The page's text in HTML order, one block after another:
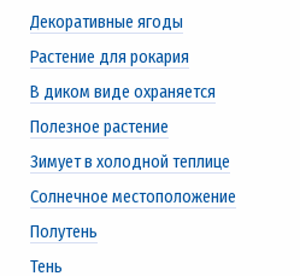
Декоративные ягоды
Растение для рокария
В диком виде охраняется
Полезное растение
Зимует в холодной теплице
Солнечное местоположение
Полутень
Тень